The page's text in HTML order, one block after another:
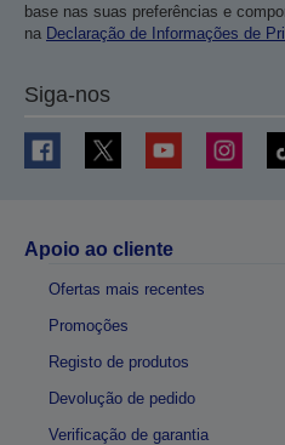
base nas suas preferências e
na Declaração de Informações de
Siga-nos
Apoio ao cliente
Ofertas mais recentes
Promoções
Registo de produtos
Devolução de pedido
Verificação de garantia